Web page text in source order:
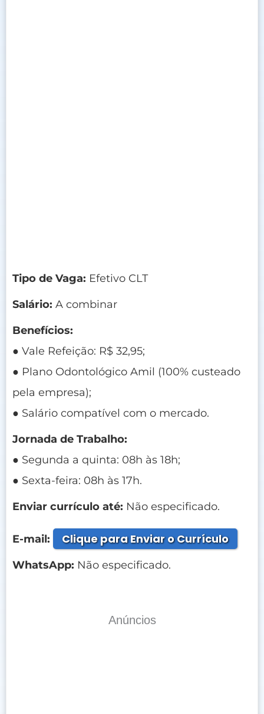
Tipo de Vaga: Efetivo CLT
Salário: A combinar
Benefícios:
● Vale Refeição: R$ 32,95;
● Plano Odontológico Amil (100% custeado
pela empresa);
● Salário compatível com o mercado.
Jornada de Trabalho:
● Segunda a quinta: 08h às 18h;
● Sexta-feira: 08h às 17h.
Enviar currículo até: Não especificado.
E-mail: Clique para Enviar o Currículo
WhatsApp: Não especificado.
Anúncios